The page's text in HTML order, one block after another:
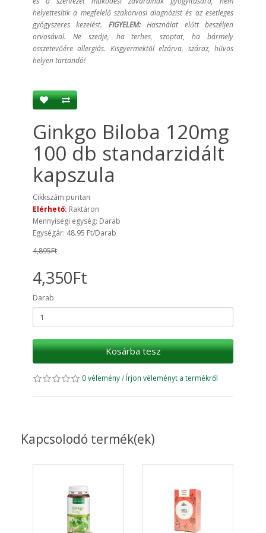
helyettesítik a megfelelő szakorvosi diagnózist és az esetleges
gyógyszeres kezelést.
FIGYELEM:Használat előtt beszéljen
orvosával. Ne szedje, ha terhes, szoptat, ha bármely
összetevőére allergiás. Kisgyermektől elzárva, száraz, hűvös
helyen tartandó!
Ginkgo Biloba 120mg
100 db standarzidált
kapszula
Cikkszám:puritan
Elérhető: Raktáron
Mennyiségi egység: Darab
Egységár: 48.95 Ft/Darab
4,895Ft
4,350Ft
Darab
Kosárba tesz
0 vélemény/Írjon véleményt a termékről
Kapcsolodó termék(ek)